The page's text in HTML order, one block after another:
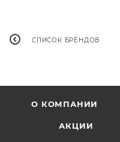
СПИСОК БРЕНДОВ
О КОМПАНИИ
АКЦИИ